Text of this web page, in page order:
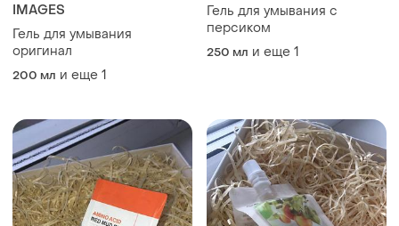
IMAGES
Гель для умывания
оригинал
200 мл и еще 1
Гель для умывания с
персиком
250 мл и еще 1